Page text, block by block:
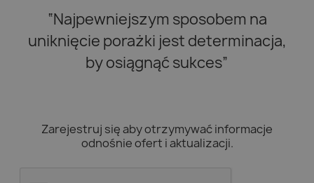
“Najpewniejszym sposobem na
uniknięcie porażki jest determinacja,
by osiągnąć sukces”
Zarejestruj się aby otrzymywać informacje
odnośnie ofert i aktualizacji.